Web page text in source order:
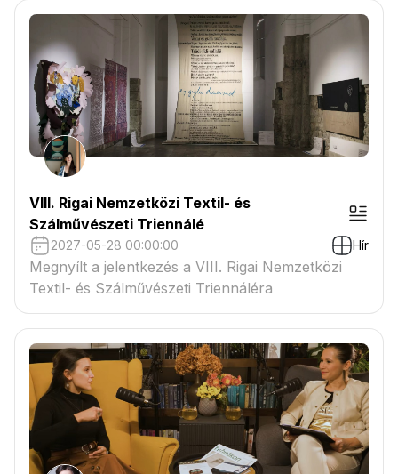
VIII. Rigai Nemzetközi Textil- és
Szálművészeti Triennálé
2027-05-28 00:00:00 Hír
Megnyílt a jelentkezés a VIII. Rigai Nemzetközi
Textil- és Szálművészeti Triennáléra